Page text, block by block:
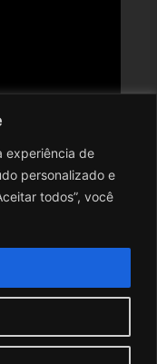
experiência de
personalizado e
todos”, você
direitos reservados.
imagens, logotipos,
exclusiva do Cine
total ou parcial, de
autorização. A
implicará na